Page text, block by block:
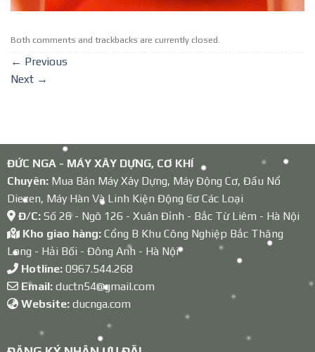
Both comments and trackbacks are currently closed.
← Previous
Next →
ĐỨC NGA - MÁY XÂY DỰNG, CƠ KHÍ
Chuyên:Mua Bán Máy Xây Dựng, Máy Động Cơ, Đầu Nổ
Diezen, Máy Hàn Và Linh Kiện Động Cơ Các Loại
Đ/C: Số 26 - Ngõ 126 - Xuân Đỉnh - Bắc Từ Liêm - Hà Nội
Kho giao hàng: Cổng B Khu Công Nghiệp Bắc Thăng
Long - Hải Bối - Đông Anh - Hà Nội
Hotline: 0967.544.268
Email: ductn54@gmail.com
Website: ducnga.com